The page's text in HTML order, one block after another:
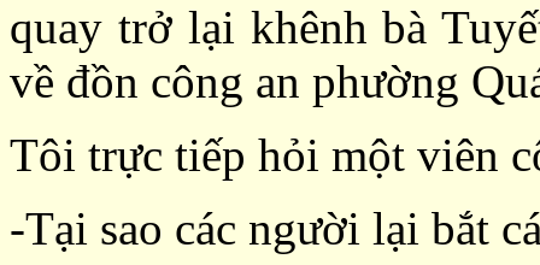
quay trở lại khênh bà
về đồn công an phường
Tôi trực tiếp hỏi một viên
-Tại sao các người lại bắt